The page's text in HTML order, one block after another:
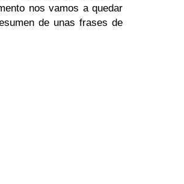
nos vamos a quedar
de unas frases de